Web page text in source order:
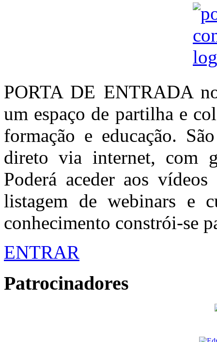
PORTA DE ENTRADA
um espaço de partilha e
formação e educação.
direto via internet, com
Poderá aceder aos
listagem de webinars e
conhecimento constrói-se
ENTRAR
Patrocinadores